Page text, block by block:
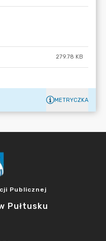
279.78 KB
METRYCZKA
Publicznej
Pułtusku